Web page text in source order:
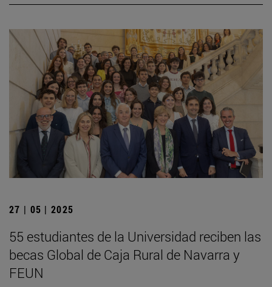
27 | 05 | 2025
55 estudiantes de la Universidad reciben las
becas Global de Caja Rural de Navarra y
FEUN